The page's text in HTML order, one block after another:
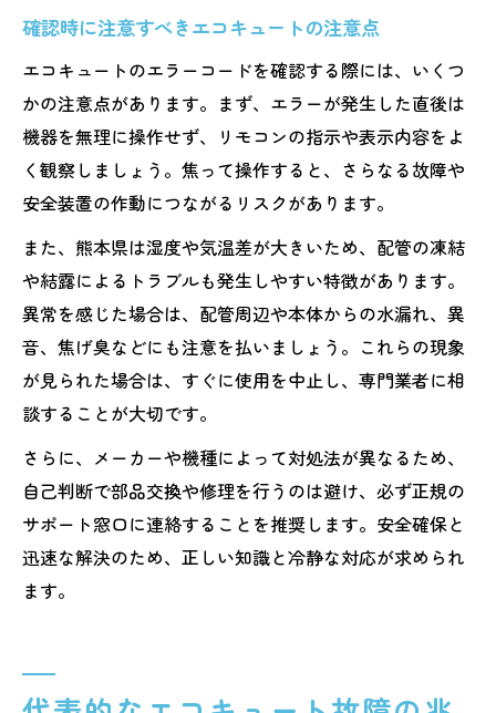
確認時に注意すべきエコキュートの注意点
エコキュートのエラーコードを確認する際には、いくつ
かの注意点があります。まず、エラーが発生した直後は
機器を無理に操作せず、リモコンの指示や表示内容をよ
く観察しましょう。焦って操作すると、さらなる故障や
安全装置の作動につながるリスクがあります。
また、熊本県は湿度や気温差が大きいため、配管の凍結
や結露によるトラブルも発生しやすい特徴があります。
異常を感じた場合は、配管周辺や本体からの水漏れ、異
音、焦げ臭などにも注意を払いましょう。これらの現象
が見られた場合は、すぐに使用を中止し、専門業者に相
談することが大切です。
さらに、メーカーや機種によって対処法が異なるため、
自己判断で部品交換や修理を行うのは避け、必ず正規の
サポート窓口に連絡することを推奨します。安全確保と
迅速な解決のため、正しい知識と冷静な対応が求められ
ます。